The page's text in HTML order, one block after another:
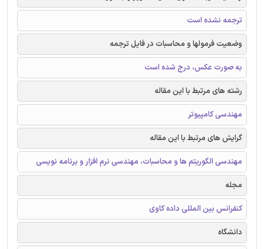
ترجمه نشده است
وضعیت فرمولها و محاسبات در فایل ترجمه
به صورت عکس، درج شده است
رشته های مرتبط با این مقاله
مهندسی کامپیوتر
گرایش های مرتبط با این مقاله
مهندسی الگوریتم ها و محاسبات، مهندسی نرم افزار و برنامه نویسی
مجله
کنفرانس بین المللی داده کاوی
دانشگاه